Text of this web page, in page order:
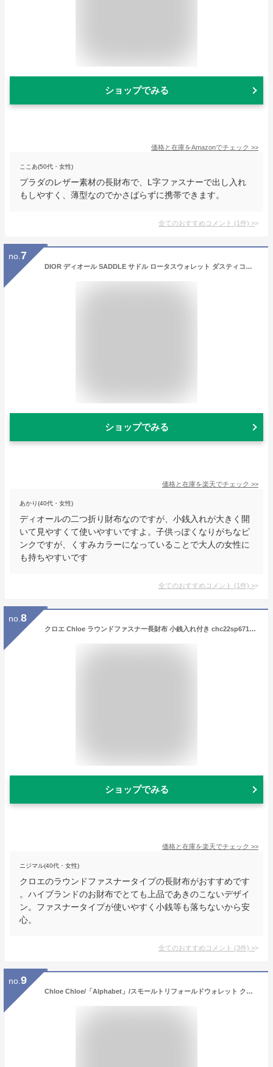
ショップでみる
価格と在庫をAmazonでチェック >>
ここあ(50代・女性)
プラダのレザー素材の長財布で、L字ファスナーで出し入れ
もしやすく、薄型なのでかさばらずに携帯できます。
全てのおすすめコメント (1件) >
no. 7
DIOR ディオール SADDLE サドル ロータスウォレット ダスティコーラルピンク グレインドカーフスキン 二つ折り財布 D型モチーフ 未使用品
ショップでみる
価格と在庫を楽天でチェック >>
あかり(40代・女性)
ディオールの二つ折り財布なのですが、小銭入れが大きく開
いて見やすくて使いやすいですよ。子供っぽくなりがちなピ
ンクですが、くすみカラーになっていることで大人の女性に
も持ちやすいです
全てのおすすめコメント (1件) >
no. 8
クロエ Chloe ラウンドファスナー長財布 小銭入れ付き chc22sp671g36 275 softtan MARCIE【あす楽対応_関東】【返品送料無料】
ショップでみる
価格と在庫を楽天でチェック >>
ニジマル(40代・女性)
クロエのラウンドファスナータイプの長財布がおすすめです
。ハイブランドのお財布でとても上品であきのこないデザイ
ン。ファスナータイプが使いやすく小銭等も落ちないから安
心。
全てのおすすめコメント (3件) >
no. 9
Chloe Chloe/「Alphabet」/スモールトリフォールドウォレット クロエ 財布/小物 財布 ピンク【送料無料】